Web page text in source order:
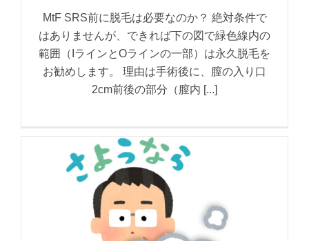
MtF SRS前に脱毛は必要なのか？ 絶対条件で
はありませんが、できれば下の図で緑色線内の
範囲（IラインとOラインの一部）は永久脱毛を
お勧めします。 理由は手術後に、膣の入り口
2cm前後の部分（膣内 [...]